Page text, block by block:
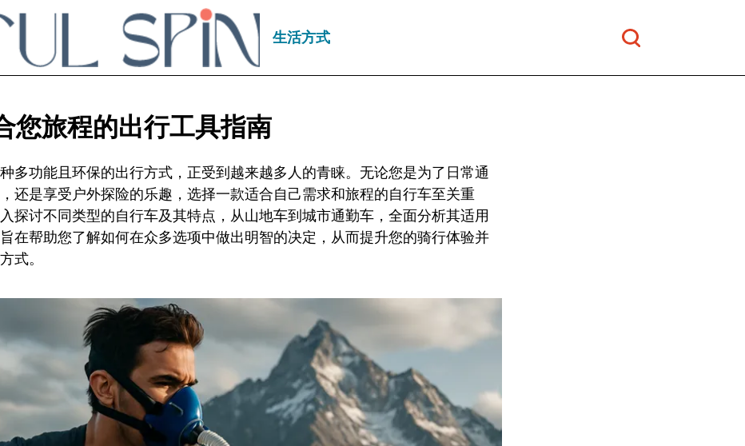
生活方式
您旅程的出行工具指南
多功能且环保的出行方式，正受到越来越多人的青睐。无论您是为了日常通
还是享受户外探险的乐趣，选择一款适合自己需求和旅程的自行车至关重
探讨不同类型的自行车及其特点，从山地车到城市通勤车，全面分析其适用
在帮助您了解如何在众多选项中做出明智的决定，从而提升您的骑行体验并
式。